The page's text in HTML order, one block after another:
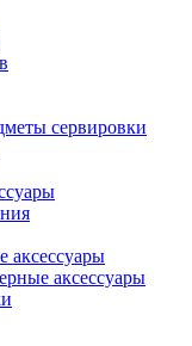
сервировки
аксессуары
аксессуары